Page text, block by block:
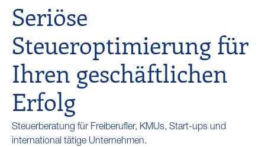
Seriöse
Steueroptimierung für
Ihren geschäftlichen
Erfolg
Steuerberatung für Freiberufler, KMUs, Start-ups und
international tätige Unternehmen.